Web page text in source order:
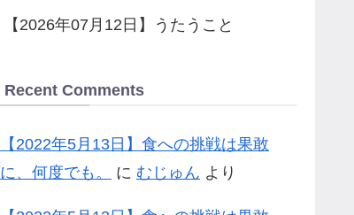
【2026年07月12日】うたうこと
Recent Comments
【2022年5月13日】食への挑戦は果敢
に、何度でも。
に むじゅん より